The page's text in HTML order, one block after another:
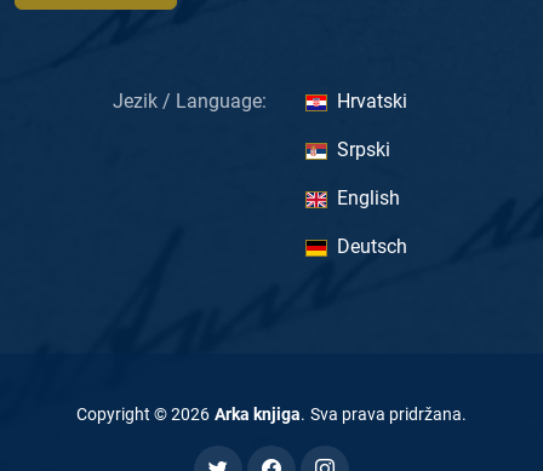
Jezik / Language: Hrvatski
Srpski
English
Deutsch
Copyright ©2026 Arka knjiga. Sva prava pridržana.